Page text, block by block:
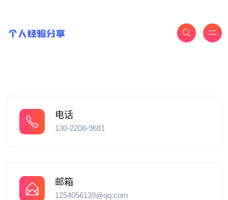
电话
130-2208-9681
邮箱
1254056139@qq.com